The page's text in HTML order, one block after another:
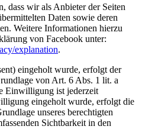
dass wir als Anbieter der Seiten
Daten sowie deren
Weitere Informationen hierzu
von Facebook unter:
explanation.
eingeholt wurde, erfolgt der
von Art. 6 Abs. 1 lit. a
Einwilligung ist jederzeit
eingeholt wurde, erfolgt die
unseres berechtigten
Sichtbarkeit in den